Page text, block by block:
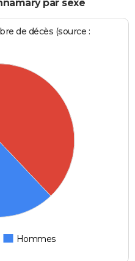
par sexe
de décès (source :
Hommes